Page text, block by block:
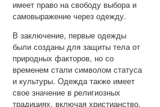
имеет право на свободу выбора и
самовыражение через одежду.
В заключение, первые одежды
были созданы для защиты тела от
природных факторов, но со
временем стали символом статуса
и культуры. Одежда также имеет
свое значение в религиозных
традициях, включая христианство.